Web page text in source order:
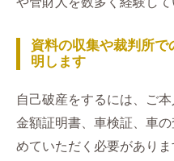
資料の収集や裁判所
明します
自己破産をするには、ご
金額証明書、車検証、車
めていただく必要があり